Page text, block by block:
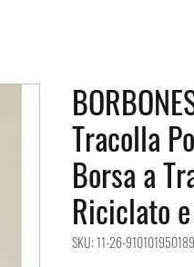
Tracolla
Borsa a
Riciclato
SKU: 11-26-